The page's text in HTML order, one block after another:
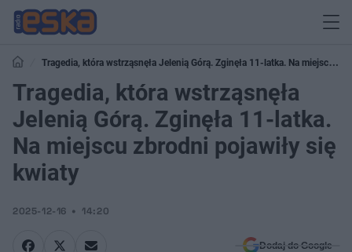
Tragedia, która wstrząsnęła Jelenią Górą. Zginęła 11-latka. Na miejscu
zbrodni pojawiły się kwiaty
Tragedia, która wstrząsnęła
Jelenią Górą. Zginęła 11-latka.
Na miejscu zbrodni pojawiły się
kwiaty
2025-12-16 14:20
Dodaj do Google